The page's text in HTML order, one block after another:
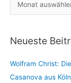
e
r
h
v
Neueste
Wolfram Christ:
Casanova aus Köln